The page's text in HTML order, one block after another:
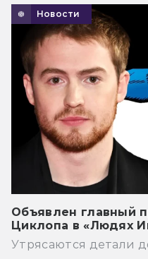
Новости
Объявлен главный
Циклопа в «Людях
Утрясаются детали